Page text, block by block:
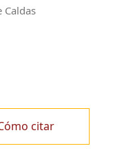
Caldas
citar